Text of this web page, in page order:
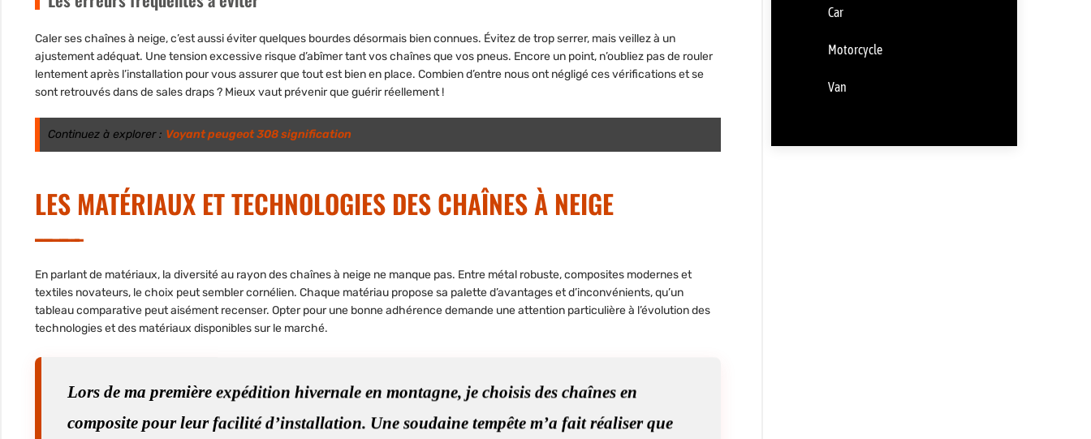
Caler ses chaînes à neige, c’est aussi éviter quelques bourdes désormais bien connues. Évitez de trop serrer, mais veillez à un
ajustement adéquat. Une tension excessive risque d’abîmer tant vos chaînes que vos pneus. Encore un point, n’oubliez pas de rouler
lentement après l’installation pour vous assurer que tout est bien en place. Combien d’entre nous ont négligé ces vérifications et se
sont retrouvés dans de sales draps ? Mieux vaut prévenir que guérir réellement !
Continuez à explorer : Voyant peugeot 308 signification
LES MATÉRIAUX ET TECHNOLOGIES DES CHAÎNES À NEIGE
En parlant de matériaux, la diversité au rayon des chaînes à neige ne manque pas. Entre métal robuste, composites modernes et
textiles novateurs, le choix peut sembler cornélien. Chaque matériau propose sa palette d’avantages et d’inconvénients, qu’un
tableau comparative peut aisément recenser. Opter pour une bonne adhérence demande une attention particulière à l’évolution des
technologies et des matériaux disponibles sur le marché.
Lors de ma première expédition hivernale en montagne, je choisis des chaînes en
composite pour leur facilité d’installation. Une soudaine tempête m’a fait réaliser que
Car
Motorcycle
Van